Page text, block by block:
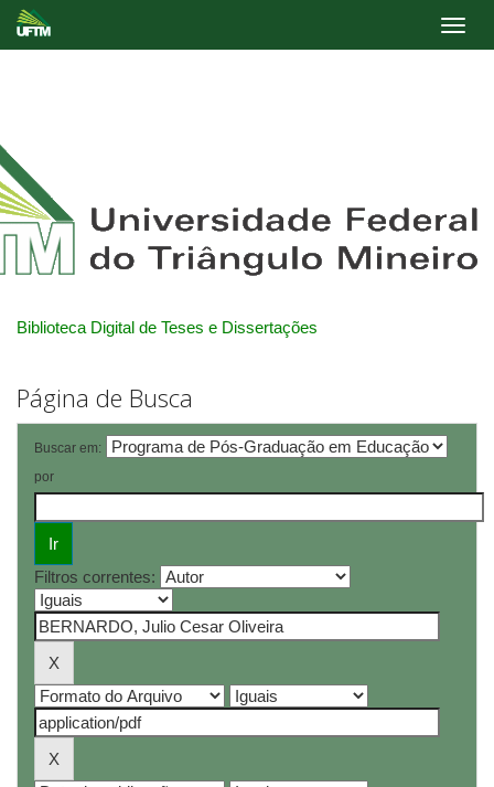
Biblioteca Digital de Teses e Dissertações
Página de Busca
Buscar em:
por
Filtros correntes: